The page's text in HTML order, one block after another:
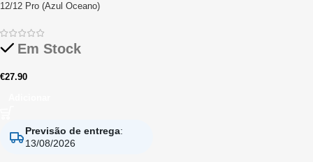
12/12 Pro (Azul Oceano)
Em Stock
€27.90
Previsão de entrega:
13/08/2026